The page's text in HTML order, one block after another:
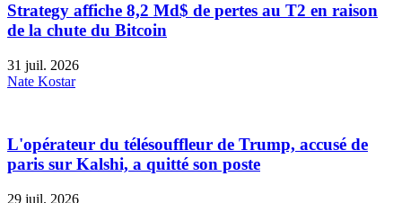
Strategy affiche 8,2 Md$ de pertes au T2 en raison
de la chute du Bitcoin
31 juil. 2026
Nate Kostar
L'opérateur du télésouffleur de Trump, accusé de
paris sur Kalshi, a quitté son poste
29 juil. 2026